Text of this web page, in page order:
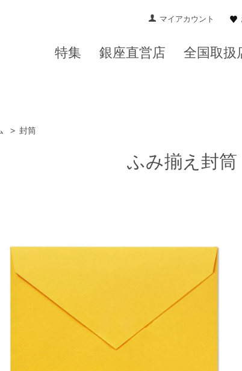
> 封筒
ふみ揃え封
マイアカウント
特集 銀座直営店 全国取扱